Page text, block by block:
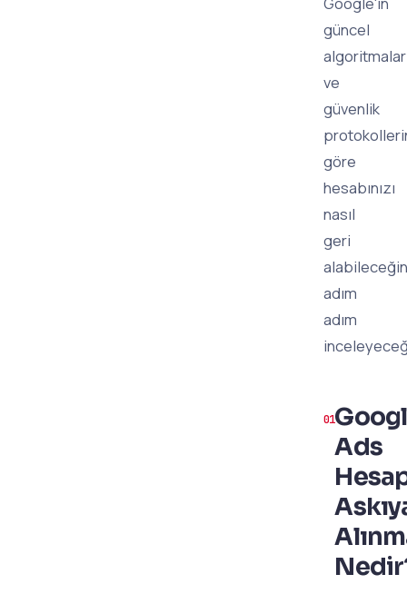
güncel
ve
güvenlik
göre
hesabınızı
nasıl
geri
adım
adım
Ads